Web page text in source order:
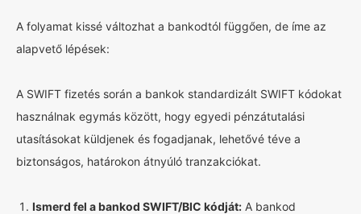
A folyamat kissé változhat a bankodtól függően, de íme az
alapvető lépések:
A SWIFT fizetés során a bankok standardizált SWIFT kódokat
használnak egymás között, hogy egyedi pénzátutalási
utasításokat küldjenek és fogadjanak, lehetővé téve a
biztonságos, határokon átnyúló tranzakciókat.
Ismerd fel a bankod SWIFT/BIC kódját: A bankod